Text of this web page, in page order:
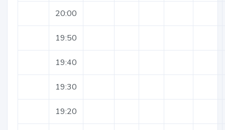
20:00
19:50
19:40
19:30
19:20